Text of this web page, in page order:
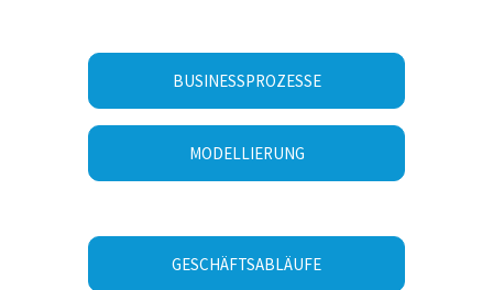
BUSINESSPROZESSE
MODELLIERUNG
GESCHÄFTSABLÄUFE